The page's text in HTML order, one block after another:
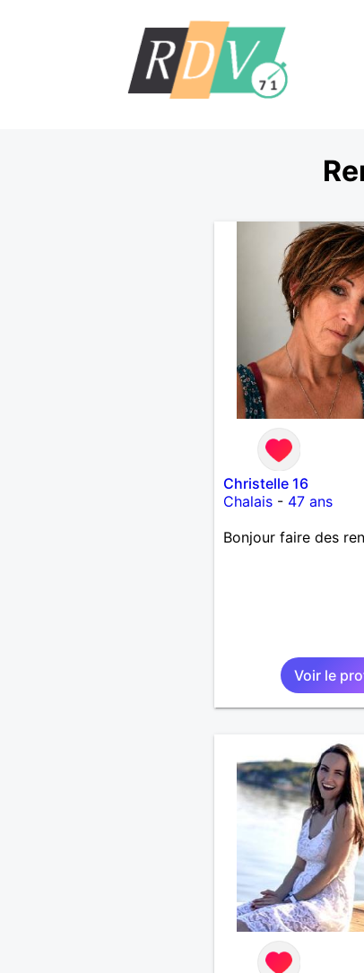
Christelle 16
Chalais- 47 ans
Bonjour faire des
Voir le